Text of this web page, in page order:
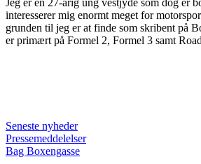
Jeg er en 27-årig ung vestjyde som dog er
interesserer mig enormt meget for
grunden til jeg er at finde som skribent på
er primært på Formel 2, Formel 3 samt
Seneste nyheder
Pressemeddelelser
Bag Boxengasse